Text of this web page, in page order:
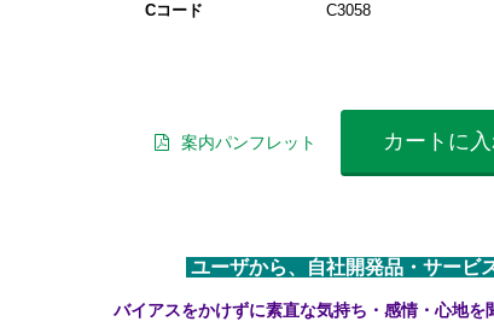
Cコード C3058
案内パンフレット カートに
ユーザから、自社開発品・サービ
バイアスをかけずに素直な気持ち・感情・心地